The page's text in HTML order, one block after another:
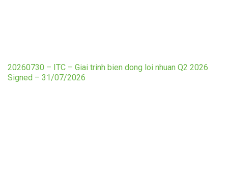
20260730 – ITC – Giai trinh bien dong loi nhuan Q2 2026
Signed – 31/07/2026